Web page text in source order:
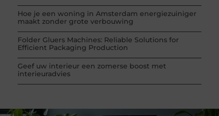
Hoe je een woning in Amsterdam energiezuiniger
maakt zonder grote verbouwing
Folder Gluers Machines: Reliable Solutions for
Efficient Packaging Production
Geef uw interieur een zomerse boost met
interieuradvies